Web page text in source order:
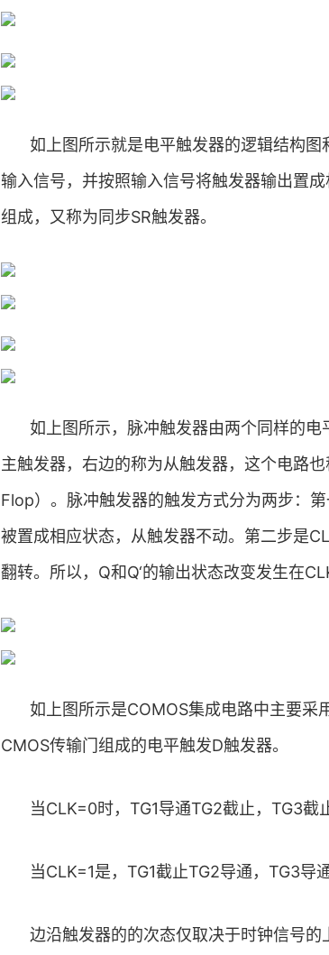
如上图所示就是电平触发器的逻辑结构
输入信号，并按照输入信号将触发器输出置
组成，又称为同步SR触发器。
如上图所示，脉冲触发器由两个同样的
主触发器，右边的称为从触发器，这个电路
Flop）。脉冲触发器的触发方式分为两步：
被置成相应状态，从触发器不动。第二步是
翻转。所以，Q和Q‘的输出状态改变发生在
如上图所示是COMOS集成电路中主要采
CMOS传输门组成的电平触发D触发器。
当CLK=0时，TG1导通TG2截止，TG3截
当CLK=1是，TG1截止TG2导通，TG3导
边沿触发器的的次态仅取决于时钟信号